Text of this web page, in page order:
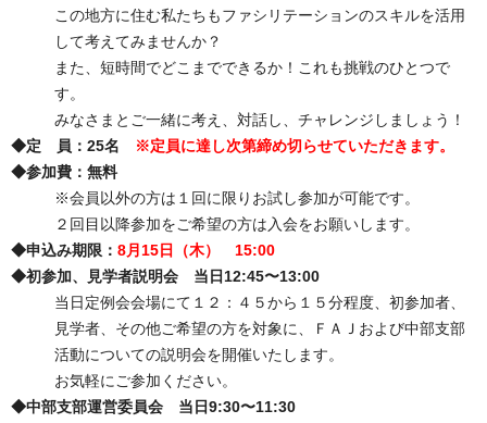
この地方に住む私たちもファシリテーションのスキルを活用
して考えてみませんか？
また、短時間でどこまでできるか！これも挑戦のひとつで
す。
みなさまとご一緒に考え、対話し、チャレンジしましょう！
◆定 員：25名
※定員に達し次第締め切らせていただきます。
◆参加費：無料
※会員以外の方は１回に限りお試し参加が可能です。
２回目以降参加をご希望の方は入会をお願いします。
◆申込み期限： 8月15日（木） 15:00
◆初参加、見学者説明会 当日12:45〜13:00
当日定例会会場にて１２：４５から１５分程度、初参加者、
見学者、その他ご希望の方を対象に、ＦＡＪおよび中部支部
活動についての説明会を開催いたします。
お気軽にご参加ください。
◆中部支部運営委員会 当日9:30〜11:30